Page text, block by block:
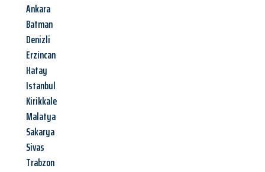
Ankara
Batman
Denizli
Erzincan
Hatay
Istanbul
Kirikkale
Malatya
Sakarya
Sivas
Trabzon